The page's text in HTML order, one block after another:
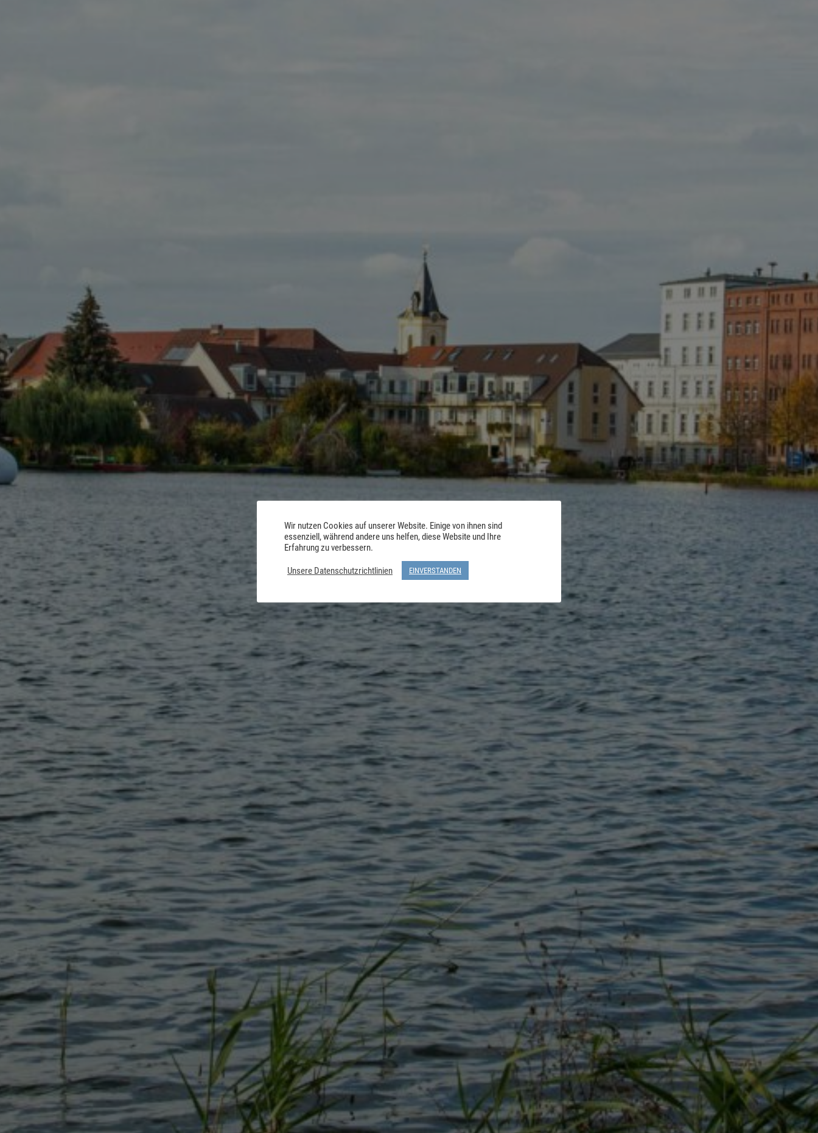
Wir nutzen Cookies auf unserer Website. Einige von ihnen sind
essenziell, während andere uns helfen, diese Website und Ihre
Erfahrung zu verbessern.
Unsere Datenschutzrichtlinien
EINVERSTANDEN